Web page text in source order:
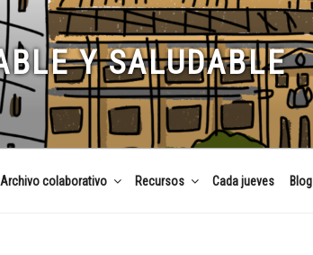
Y SALUDABLE
Archivo colaborativo Recursos Cada jueves Blog